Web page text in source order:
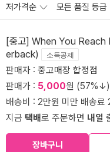
저가격순 모든 품질 등급
[중고] When You
erback)
소득공제
판매자 : 중고매장 합정점
판매가 : 5,000원 (57%↓)
배송비 : 2만원 미만 배송료
지금 택배로 주문하면 내일
장바구니